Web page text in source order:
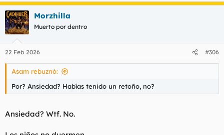
a
c
c
i
e
s
Morzhilla
Muerto por dentro
22 Feb 2026 #306
Asam rebuznó:
Por? Ansiedad? Habías tenido un retoño, no?
Ansiedad? Wtf. No.